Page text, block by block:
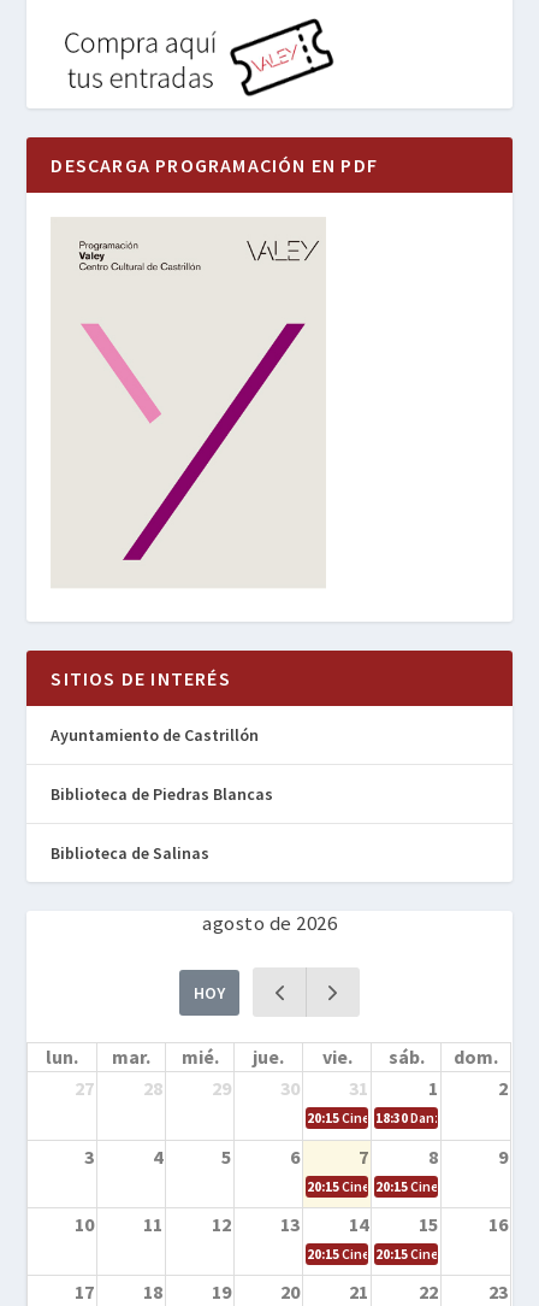
DESCARGA PROGRAMACIÓN EN PDF
SITIOS DE INTERÉS
Ayuntamiento de Castrillón
Biblioteca de Piedras Blancas
Biblioteca de Salinas
agosto de 2026
HOY
lun. mar. mié. jue. vie. sáb.
dom.
27
28 29 30 31 1 2
20:15Cine en la calle – Cómo
18:30Danza – Cita en el
3 4 5 6 7 8 9
20:15Cine en la calle – El niño y la
20:15Cine en la calle –
10 11 12 13 14 15 16
20:15Cine en la calle – Tortugas
20:15Cine en la calle –
17 18 19 20 21 22 23